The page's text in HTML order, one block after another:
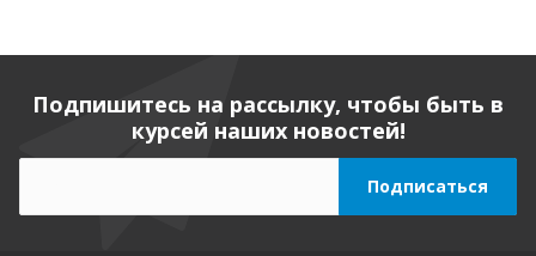
Подпишитесь на рассылку, чтобы быть в
курсей наших новостей!